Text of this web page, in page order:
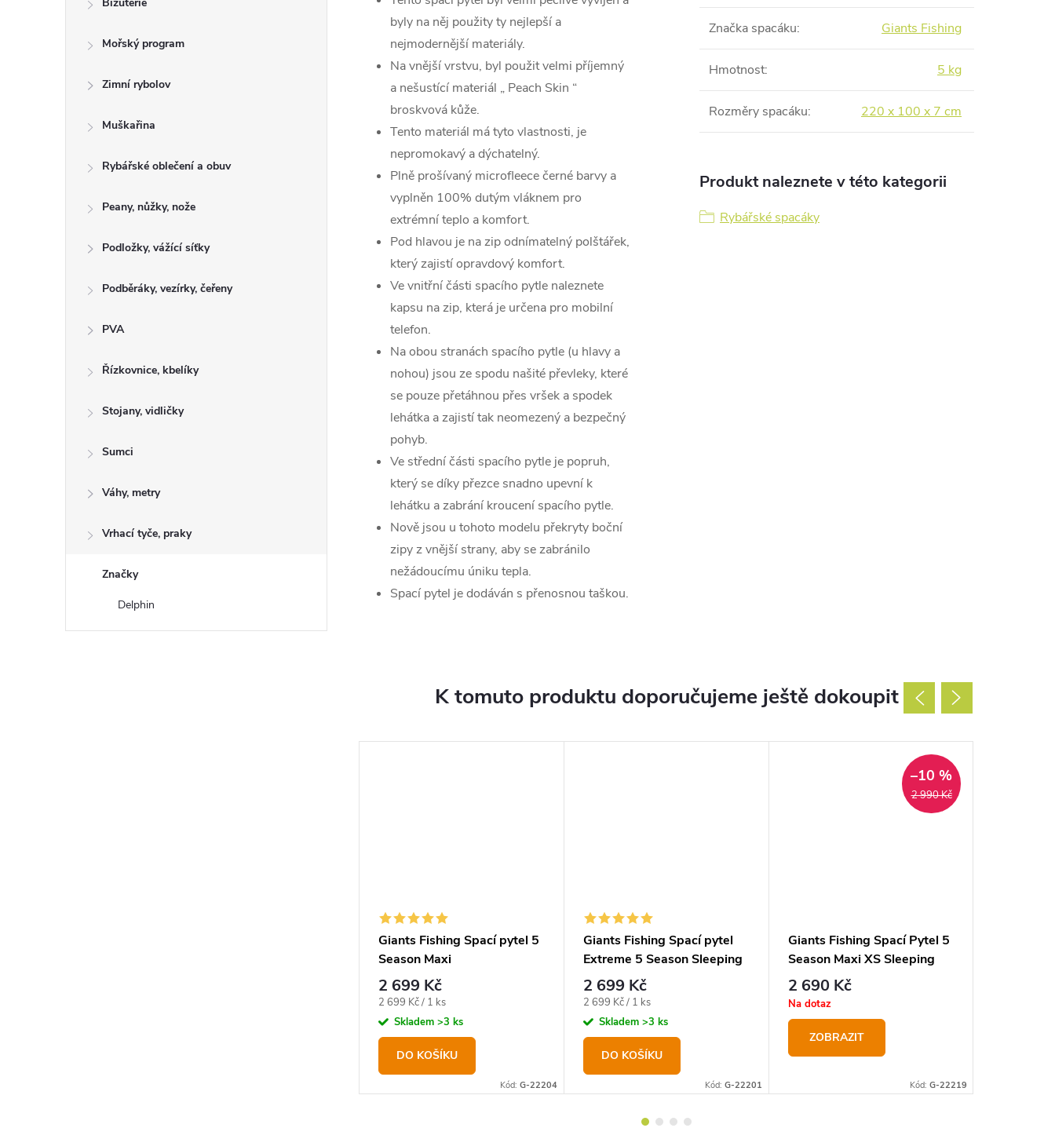
Mořský program
Zimní rybolov
Muškařina
Rybářské oblečení a obuv
Peany, nůžky, nože
Podložky, vážící síťky
Podběráky, vezírky, čeřeny
PVA
Řízkovnice, kbelíky
Stojany, vidličky
Sumci
Váhy, metry
Vrhací tyče, praky
Značky
Delphin
byly na něj použity ty nejlepší a
nejmodernější materiály.
Na vnější vrstvu, byl použit velmi příjemný
a nešustící materiál „ Peach Skin “
broskvová kůže.
Tento materiál má tyto vlastnosti, je
nepromokavý a dýchatelný.
Plně prošívaný microfleece černé barvy a
vyplněn 100% dutým vláknem pro
extrémní teplo a komfort.
Pod hlavou je na zip odnímatelný polštářek,
který zajistí opravdový komfort.
Ve vnitřní části spacího pytle naleznete
kapsu na zip, která je určena pro mobilní
telefon.
Na obou stranách spacího pytle (u hlavy a
nohou) jsou ze spodu našité převleky, které
se pouze přetáhnou přes vršek a spodek
lehátka a zajistí tak neomezený a bezpečný
pohyb.
Ve střední části spacího pytle je popruh,
který se díky přezce snadno upevní k
lehátku a zabrání kroucení spacího pytle.
Nově jsou u tohoto modelu překryty boční
zipy z vnější strany, aby se zabránilo
nežádoucímu úniku tepla.
Spací pytel je dodáván s přenosnou taškou.
Značka spacáku: Giants Fishing
Hmotnost: 5 kg
Rozměry spacáku: 220 x 100 x 7 cm
Produkt naleznete v této kategorii
Rybářské spacáky
K tomuto produktu doporučujeme ještě dokoupit
Giants Fishing Spací pytel 5
Season Maxi
2 699 Kč
Měrná
cena:
2 699 Kč / 1 ks
Skladem >3 ks
DO KOŠÍKU
Kód: G-22204
Giants Fishing Spací pytel
Extreme 5 Season Sleeping
Bag
2 699 Kč
Měrná
cena:
2 699 Kč / 1 ks
Skladem >3 ks
DO KOŠÍKU
Kód: G-22201
2 990 Kč
–10 %
Giants Fishing Spací Pytel 5
Season Maxi XS Sleeping
Bag
2 690 Kč
Na dotaz
ZOBRAZIT
Kód: G-22219